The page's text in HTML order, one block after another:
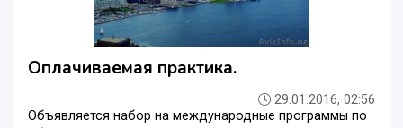
Оплачиваемая практика.
29.01.2016, 02:56
Объявляется набор на международные программы по